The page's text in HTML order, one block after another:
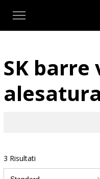
SK barre
3 Risultati